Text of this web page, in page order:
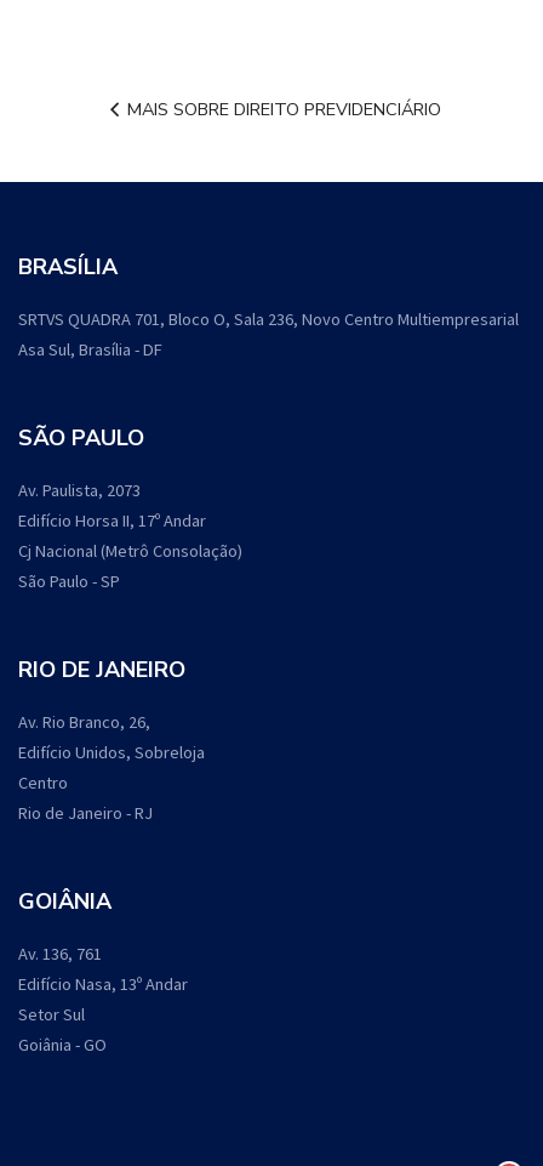
MAIS SOBRE DIREITO PREVIDENCIÁRIO
BRASÍLIA
SRTVS QUADRA 701, Bloco O, Sala 236, Novo Centro Multiempresarial
Asa Sul, Brasília - DF
SÃO PAULO
Av. Paulista, 2073
Edifício Horsa II, 17º Andar
Cj Nacional (Metrô Consolação)
São Paulo - SP
RIO DE JANEIRO
Av. Rio Branco, 26,
Edifício Unidos, Sobreloja
Centro
Rio de Janeiro - RJ
GOIÂNIA
Av. 136, 761
Edifício Nasa, 13º Andar
Setor Sul
Goiânia - GO